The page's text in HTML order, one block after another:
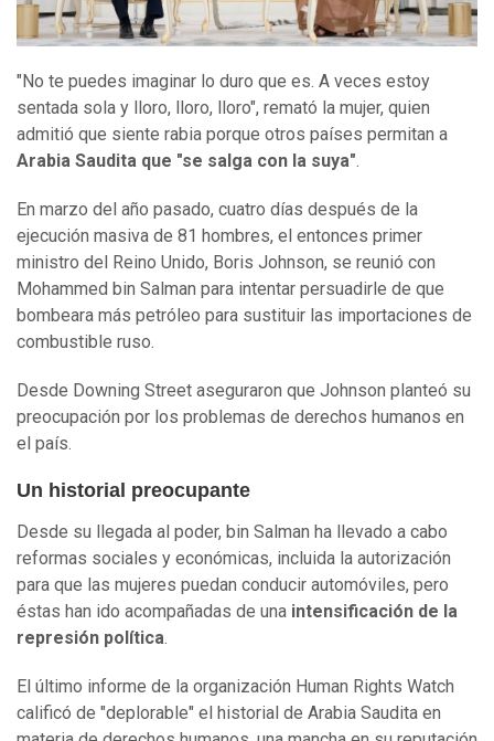
"No te puedes imaginar lo duro que es. A veces estoy
sentada sola y lloro, lloro, lloro", remató la mujer, quien
admitió que siente rabia porque otros países permitan a
Arabia Saudita que "se salga con la suya".
En marzo del año pasado, cuatro días después de la
ejecución masiva de 81 hombres, el entonces primer
ministro del Reino Unido, Boris Johnson, se reunió con
Mohammed bin Salman para intentar persuadirle de que
bombeara más petróleo para sustituir las importaciones de
combustible ruso.
Desde Downing Street aseguraron que Johnson planteó su
preocupación por los problemas de derechos humanos en
el país.
Un historial preocupante
Desde su llegada al poder, bin Salman ha llevado a cabo
reformas sociales y económicas, incluida la autorización
para que las mujeres puedan conducir automóviles, pero
éstas han ido acompañadas de una intensificación de la
represión política.
El último informe de la organización Human Rights Watch
calificó de "deplorable" el historial de Arabia Saudita en